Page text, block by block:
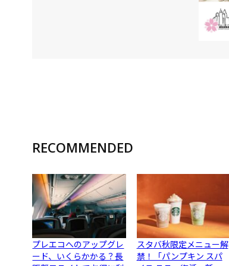
RECOMMENDED
プレエコへのアップグレ
ード、いくらかかる？長
スタバ秋限定メニュー解
禁！「パンプキン スパ